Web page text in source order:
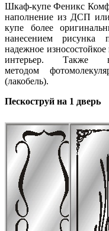
Шкаф-купе Феникс
наполнение из ДСП
купе более
нанесением рисунка
надежное
интерьер. Также
методом
(лакобель).
Пескоструй на 1 дверь